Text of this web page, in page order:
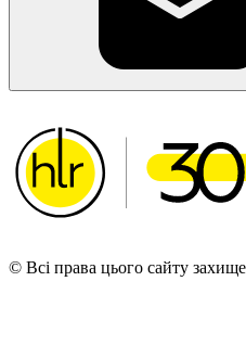
© Всі права цього сайту